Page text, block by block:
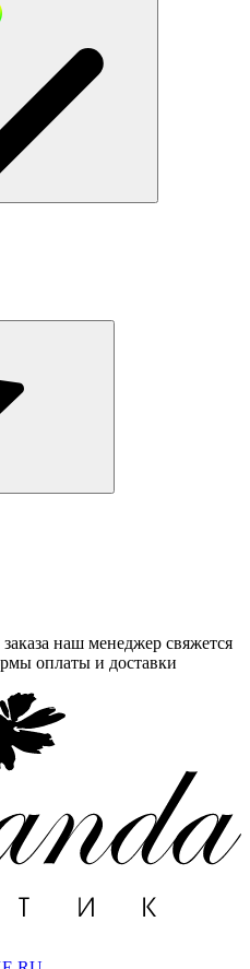
наш менеджер свяжется
оплаты и доставки